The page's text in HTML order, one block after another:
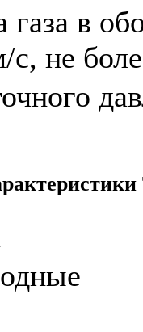
газа в
с, не